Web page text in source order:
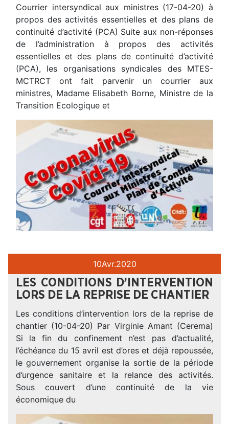
Courrier intersyndical aux ministres (17-04-20) à
propos des activités essentielles et des plans de
continuité d’activité (PCA) Suite aux non-réponses
de l’administration à propos des activités
essentielles et des plans de continuité d’activité
(PCA), les organisations syndicales des MTES-
MCTRCT ont fait parvenir un courrier aux
ministres, Madame Elisabeth Borne, Ministre de la
Transition Ecologique et
10Avr.2020
LES CONDITIONS D’INTERVENTION
LORS DE LA REPRISE DE CHANTIER
Les conditions d’intervention lors de la reprise de
chantier (10-04-20) Par Virginie Amant (Cerema)
Si la fin du confinement n’est pas d’actualité,
l’échéance du 15 avril est d’ores et déjà repoussée,
le gouvernement organise la sortie de la période
d’urgence sanitaire et la relance des activités.
Sous couvert d’une continuité de la vie
économique du